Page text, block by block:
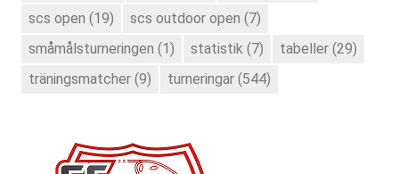
scs open (19) scs outdoor open (7)
småmålsturneringen (1) statistik (7) tabeller (29)
träningsmatcher (9) turneringar (544)